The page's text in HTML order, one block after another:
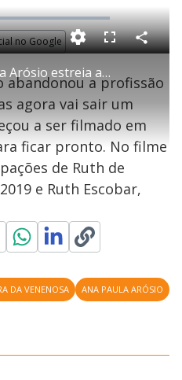
no Google
Filme de Ana Paula Arósio estreia após 20 anos de produção
F
s
c
e
n
C
o
a
r
a
abandonou a profissão
agora vai sair um
a ser filmado em
ficar pronto. No filme
de Ruth de
e Ruth Escobar,
DA VENENOSA ANA PAULA ARÓSIO